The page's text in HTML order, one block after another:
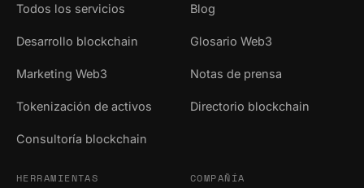
Todos los servicios
Desarrollo blockchain
Marketing Web3
Tokenización de activos
Consultoría blockchain
Blog
Glosario Web3
Notas de prensa
Directorio blockchain
HERRAMIENTAS COMPAÑÍA